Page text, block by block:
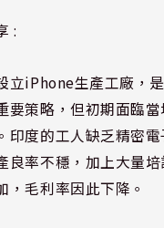
:
立iPhone生產工廠，
要策略，但初期面臨當
印度的工人缺乏精密
良率不穩，加上大量
，毛利率因此下降。